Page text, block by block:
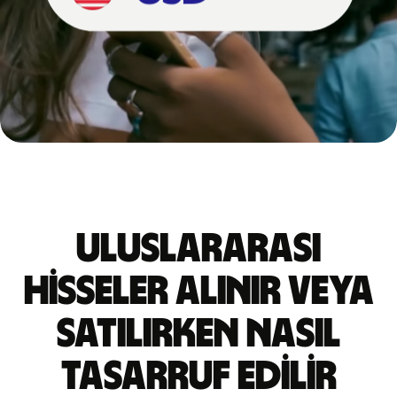
Uluslararası
hisseler alınır veya
satılırken nasıl
tasarruf edilir